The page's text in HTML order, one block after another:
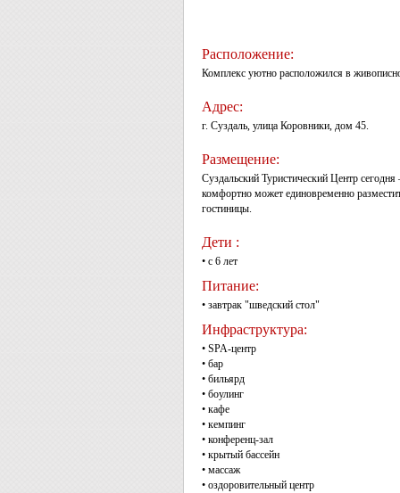
Расположение:
Комплекс уютно расположился в
Адрес:
г. Суздаль, улица Коровники, дом 45.
Размещение:
Суздальский Туристический Центр
комфортно может единовременно
гостиницы.
Дети :
• с 6 лет
Питание:
• завтрак "шведский стол"
Инфраструктура:
• SPA-центр
• бар
• бильярд
• боулинг
• кафе
• кемпинг
• конференц-зал
• крытый бассейн
• массаж
• оздоровительный центр